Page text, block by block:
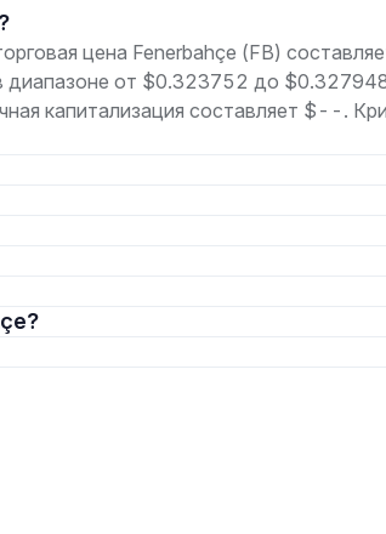
цена Fenerbahçe (FB)
диапазоне от $0.323752 до
капитализация составляет $--.